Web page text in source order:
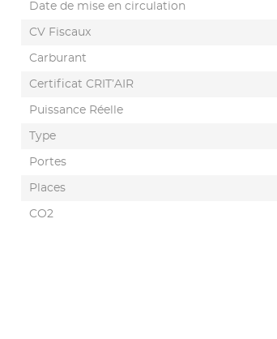
Date de mise en circulation
CV Fiscaux
Carburant
Certificat CRIT’AIR
Puissance Réelle
Type
Portes
Places
CO2